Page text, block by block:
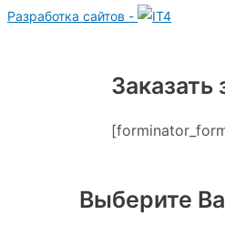
Разработка сайтов -
Заказать
Выберите